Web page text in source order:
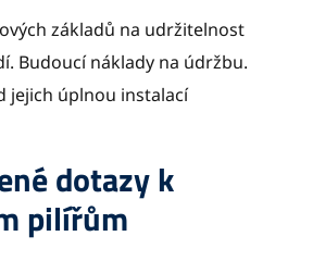
základů na udržitelnost
Budoucí náklady na údržbu.
jejich úplnou instalací
dotazy k
pilířům